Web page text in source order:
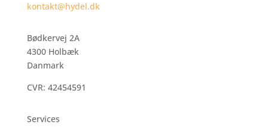
kontakt@hydel.dk
Bødkervej 2A
4300 Holbæk
Danmark
CVR: 42454591
Services